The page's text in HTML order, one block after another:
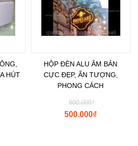
HÚT
HỘP ĐÈN ALU ÂM BẢN
CỰC ĐẸP, ẤN TƯỢNG,
PHONG CÁCH
₫
800.000
₫
500.000